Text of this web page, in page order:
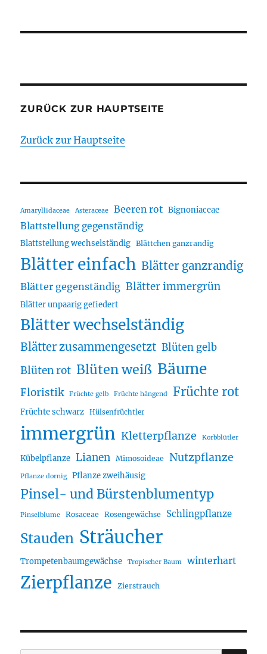
ZURÜCK ZUR HAUPTSEITE
Zurück zur Hauptseite
Amaryllidaceae Asteraceae Beeren rot Bignoniaceae
Blattstellung gegenständig
Blattstellung wechselständig Blättchen ganzrandig
Blätter einfach Blätter ganzrandig
Blätter gegenständig Blätter immergrün
Blätter unpaarig gefiedert
Blätter wechselständig
Blätter zusammengesetzt Blüten gelb
Blüten rot Blüten weiß Bäume
Floristik Früchte gelb Früchte hängend Früchte rot
Früchte schwarz Hülsenfrüchtler
immergrün Kletterpflanze Korbblütler
Kübelpflanze Lianen Mimosoideae Nutzpflanze
Pflanze dornig Pflanze zweihäusig
Pinsel- und Bürstenblumentyp
Pinselblume Rosaceae Rosengewächse Schlingpflanze
Stauden Sträucher
Trompetenbaumgewächse Tropischer Baum winterhart
Zierpflanze Zierstrauch